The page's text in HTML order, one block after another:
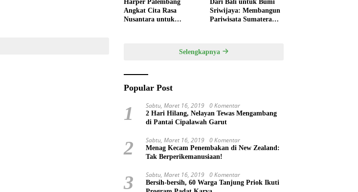
Harper Palembang
Angkat Cita Rasa
Nusantara untuk
Dari Bali untuk Bumi
Sriwijaya: Membangun
Pariwisata Sumatera
Selengkapnya
Popular Post
1 Sabtu, Maret 16, 2019 0 Komentar
2 Hari Hilang, Nelayan Tewas Mengambang
di Pantai Cipalawah Garut
2 Sabtu, Maret 16, 2019 0 Komentar
Menag Kecam Penembakan di New Zealand:
Tak Berperikemanusiaan!
3 Sabtu, Maret 16, 2019 0 Komentar
Bersih-bersih, 60 Warga Tanjung Priok Ikuti